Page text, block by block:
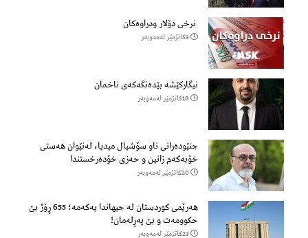
نرخی دۆلار ودراوەکان
3كاتژمێر لەمەوبەر
نیگارکێشە بێدەنگەکەی ناخمان
18كاتژمێر لەمەوبەر
جنێودەرانی ناو سۆشیال میدیا، لەنێوان هەستی
خۆبەکەم زانین و حەزی خۆدەرخستندا
20كاتژمێر لەمەوبەر
هەرێمی کوردستان لە جیهاندا یەکەمە؛ 655 ڕۆژ بێ
حکوومەت و بێ پەڕلەمان!
23كاتژمێر لەمەوبەر